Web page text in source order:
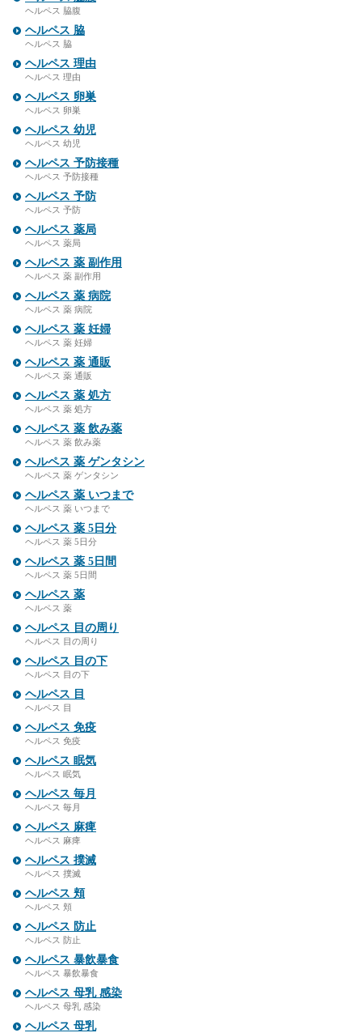
ヘルペス 脇腹
ヘルペス 脇
ヘルペス 脇
ヘルペス 理由
ヘルペス 理由
ヘルペス 卵巣
ヘルペス 卵巣
ヘルペス 幼児
ヘルペス 幼児
ヘルペス 予防接種
ヘルペス 予防接種
ヘルペス 予防
ヘルペス 予防
ヘルペス 薬局
ヘルペス 薬局
ヘルペス 薬 副作用
ヘルペス 薬 副作用
ヘルペス 薬 病院
ヘルペス 薬 病院
ヘルペス 薬 妊婦
ヘルペス 薬 妊婦
ヘルペス 薬 通販
ヘルペス 薬 通販
ヘルペス 薬 処方
ヘルペス 薬 処方
ヘルペス 薬 飲み薬
ヘルペス 薬 飲み薬
ヘルペス 薬 ゲンタシン
ヘルペス 薬 ゲンタシン
ヘルペス 薬 いつまで
ヘルペス 薬 いつまで
ヘルペス 薬 5日分
ヘルペス 薬 5日分
ヘルペス 薬 5日間
ヘルペス 薬 5日間
ヘルペス 薬
ヘルペス 薬
ヘルペス 目の周り
ヘルペス 目の周り
ヘルペス 目の下
ヘルペス 目の下
ヘルペス 目
ヘルペス 目
ヘルペス 免疫
ヘルペス 免疫
ヘルペス 眠気
ヘルペス 眠気
ヘルペス 毎月
ヘルペス 毎月
ヘルペス 麻痺
ヘルペス 麻痺
ヘルペス 撲滅
ヘルペス 撲滅
ヘルペス 頬
ヘルペス 頬
ヘルペス 防止
ヘルペス 防止
ヘルペス 暴飲暴食
ヘルペス 暴飲暴食
ヘルペス 母乳 感染
ヘルペス 母乳 感染
ヘルペス 母乳